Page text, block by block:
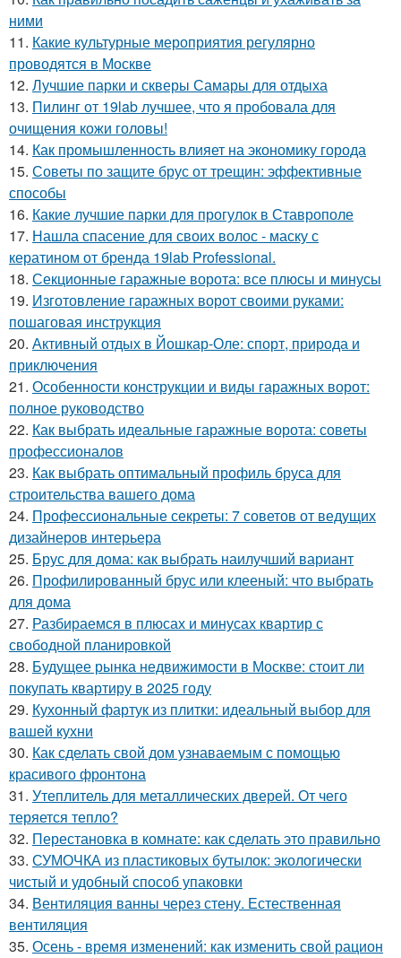
ними
11. Какие культурные мероприятия регулярно
проводятся в Москве
12. Лучшие парки и скверы Самары для отдыха
13. Пилинг от 19lab лучшее, что я пробовала для
очищения кожи головы!
14. Как промышленность влияет на экономику города
15. Советы по защите брус от трещин: эффективные
способы
16. Какие лучшие парки для прогулок в Ставрополе
17. Нашла спасение для своих волос - маску с
кератином от бренда 19lab Professional.
18. Секционные гаражные ворота: все плюсы и минусы
19. Изготовление гаражных ворот своими руками:
пошаговая инструкция
20. Активный отдых в Йошкар-Оле: спорт, природа и
приключения
21. Особенности конструкции и виды гаражных ворот:
полное руководство
22. Как выбрать идеальные гаражные ворота: советы
профессионалов
23. Как выбрать оптимальный профиль бруса для
строительства вашего дома
24. Профессиональные секреты: 7 советов от ведущих
дизайнеров интерьера
25. Брус для дома: как выбрать наилучший вариант
26. Профилированный брус или клееный: что выбрать
для дома
27. Разбираемся в плюсах и минусах квартир с
свободной планировкой
28. Будущее рынка недвижимости в Москве: стоит ли
покупать квартиру в 2025 году
29. Кухонный фартук из плитки: идеальный выбор для
вашей кухни
30. Как сделать свой дом узнаваемым с помощью
красивого фронтона
31. Утеплитель для металлических дверей. От чего
теряется тепло?
32. Перестановка в комнате: как сделать это правильно
33. СУМОЧКА из пластиковых бутылок: экологически
чистый и удобный способ упаковки
34. Вентиляция ванны через стену. Естественная
вентиляция
35. Осень - время изменений: как изменить свой рацион